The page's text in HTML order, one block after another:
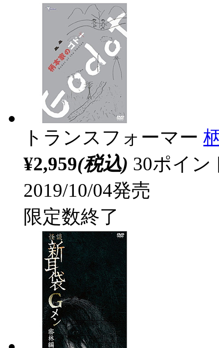
トランスフォーマー
¥2,959(税込) 30ポイ
2019/10/04発売
限定数終了